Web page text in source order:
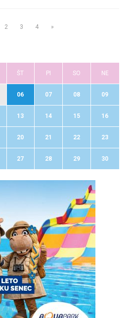
2 3 4 »
ŠT PI SO NE
06 07 08 09
13 14 15 16
20 21 22 23
27 28 29 30